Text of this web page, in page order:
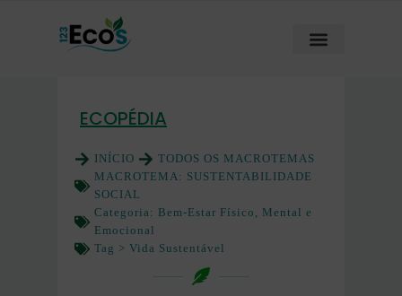
ECOPÉDIA
INÍCIO
TODOS OS MACROTEMAS
MACROTEMA: SUSTENTABILIDADE
SOCIAL
Categoria: Bem-Estar Físico, Mental e
Emocional
Tag > Vida Sustentável